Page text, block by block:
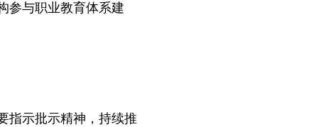
参与职业教育体系建
指示批示精神，持续推